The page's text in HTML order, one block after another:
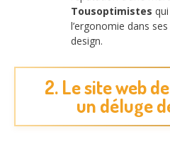
Tousoptimistes
l’ergonomie dans
design.
2. Le site web
un déluge